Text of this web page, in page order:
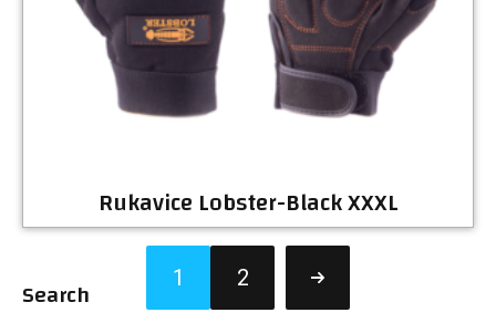
Rukavice Lobster-Black XXXL
1 2
Search